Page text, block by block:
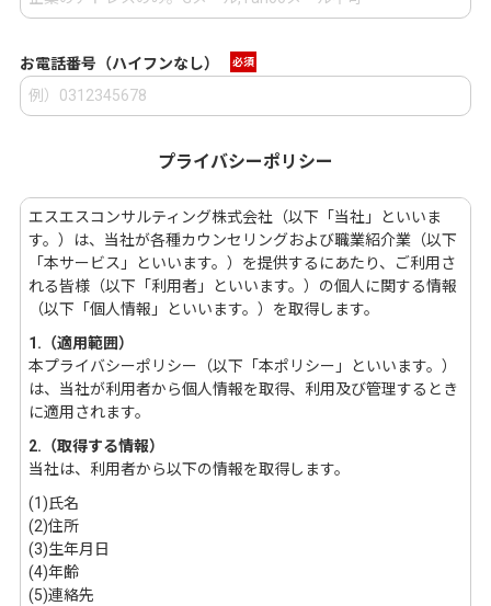
お電話番号（ハイフンなし） 必須
プライバシーポリシー
エスエスコンサルティング株式会社（以下「当社」といいま
す。）は、当社が各種カウンセリングおよび職業紹介業（以下
「本サービス」といいます。）を提供するにあたり、ご利用さ
れる皆様（以下「利用者」といいます。）の個人に関する情報
（以下「個人情報」といいます。）を取得します。
1.（適用範囲）
本プライバシーポリシー（以下「本ポリシー」といいます。）
は、当社が利用者から個人情報を取得、利用及び管理するとき
に適用されます。
2.（取得する情報）
当社は、利用者から以下の情報を取得します。
(1)氏名
(2)住所
(3)生年月日
(4)年齢
(5)連絡先